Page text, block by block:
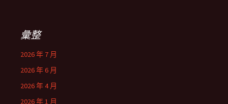
彙整
2026 年 7 月
2026 年 6 月
2026 年 4 月
2026 年 1 月